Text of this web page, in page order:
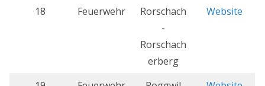
18 Feuerwehr
Rorschach
-
Rorschach
erberg
Website